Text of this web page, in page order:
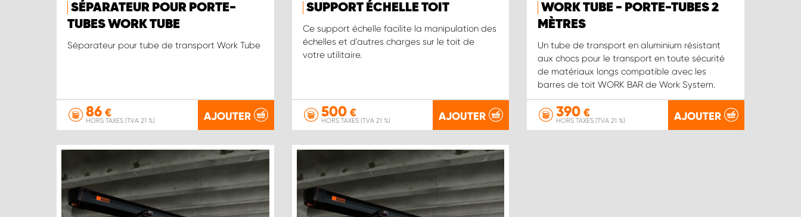
SÉPARATEUR POUR PORTE-
TUBES WORK TUBE
Séparateur pour tube de transport Work Tube
86 €
HORS TAXES (TVA 21 %) AJOUTER
SUPPORT ÉCHELLE TOIT
Ce support échelle facilite la manipulation des
échelles et d'autres charges sur le toit de
votre utilitaire.
500€
HORS TAXES (TVA 21 %) AJOUTER
WORK TUBE - PORTE-TUBES 2
MÈTRES
Un tube de transport en aluminium résistant
aux chocs pour le transport en toute sécurité
de matériaux longs compatible avec les
barres de toit WORK BAR de Work System.
390 €
HORS TAXES (TVA 21 %) AJOUTER